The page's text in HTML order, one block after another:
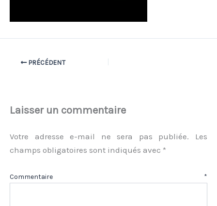
PRÉCÉDENT
Laisser un commentaire
Votre adresse e-mail ne sera pas publiée.
Les
champs obligatoires sont indiqués avec *
Commentaire *